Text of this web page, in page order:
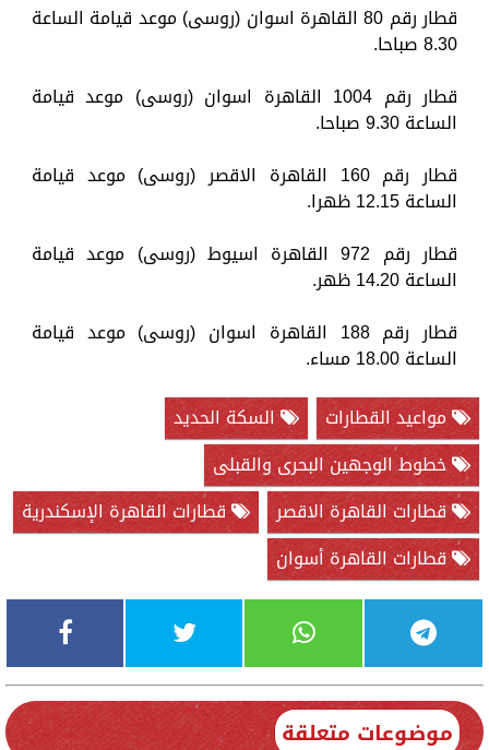
قطار رقم 80 القاهرة اسوان (روسى) موعد قيامة الساعة
8.30 صباحا.
قطار رقم 1004 القاهرة اسوان (روسى) موعد قيامة
الساعة 9.30 صباحا.
قطار رقم 160 القاهرة الاقصر (روسى) موعد قيامة
الساعة 12.15 ظهرا.
قطار رقم 972 القاهرة اسيوط (روسى) موعد قيامة
الساعة 14.20 ظهر.
قطار رقم 188 القاهرة اسوان (روسى) موعد قيامة
الساعة 18.00 مساء.
مواعيد القطارات
السكة الحديد
خطوط الوجهين البحرى والقبلى
قطارات القاهرة الاقصر
قطارات القاهرة الإسكندرية
قطارات القاهرة أسوان
موضوعات متعلقة